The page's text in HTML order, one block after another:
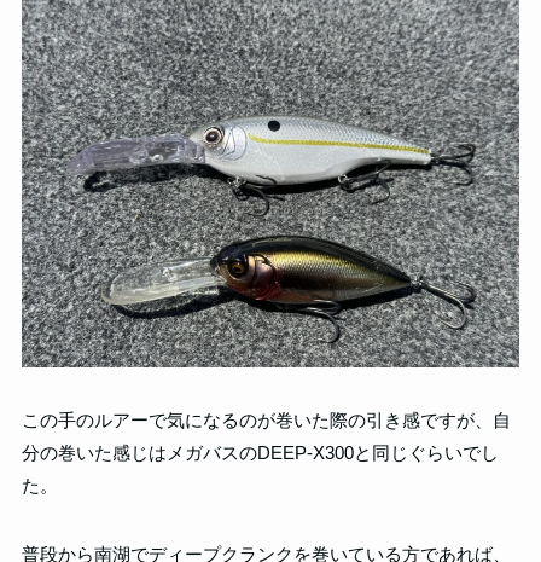
この手のルアーで気になるのが巻いた際の引き感ですが、自
分の巻いた感じはメガバスのDEEP-X300と同じぐらいでし
た。
普段から南湖でディープクランクを巻いている方であれば、